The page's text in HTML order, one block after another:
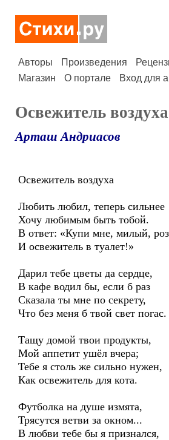
Авторы Произведения
Магазин
О портале Вход для
Освежитель воздуха
Арташ Андриасов
Освежитель воздуха
Любить любил, теперь сильнее
Хочу любимым быть тобой.
В ответ: «Купи мне, милый,
И освежитель в туалет!»
Дарил тебе цветы да сердце,
В кафе водил бы, если б раз
Сказала ты мне по секрету,
Что без меня б твой свет погас.
Тащу домой твои продукты,
Мой аппетит ушёл вчера;
Тебе я столь же сильно нужен,
Как освежитель для кота.
Футболка на душе измята,
Трясутся ветви за окном...
В любви тебе бы я признался,